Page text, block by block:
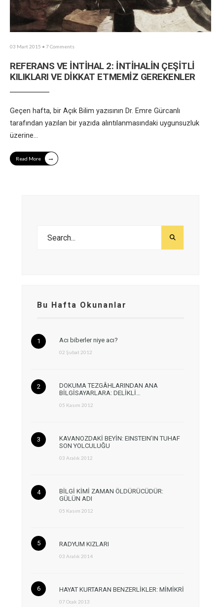
03 Mart 2015 • 7 Comments
REFERANS VE İNTİHAL 2: İNTİHALİN ÇEŞİTLİ
KILIKLARI VE DİKKAT ETMEMİZ GEREKENLER
Geçen hafta, bir Açık Bilim yazısının Dr. Emre Gürcanlı
tarafından yazılan bir yazıda alıntılanmasındaki uygunsuzluk
üzerine...
Read More →
Bu Hafta Okunanlar
Acı biberler niye acı?
02 Şubat 2012
DOKUMA TEZGÂHLARINDAN ANA
BİLGİSAYARLARA: DELİKLİ…
05 Kasım 2012
KAVANOZDAKİ BEYİN: EINSTEIN’IN TUHAF
SON YOLCULUĞU
03 Aralık 2012
BİLGİ KİMİ ZAMAN ÖLDÜRÜCÜDÜR:
GÜLÜN ADI
05 Kasım 2012
RADYUM KIZLARI
03 Aralık 2014
HAYAT KURTARAN BENZERLİKLER: MİMİKRİ
07 Ocak 2013